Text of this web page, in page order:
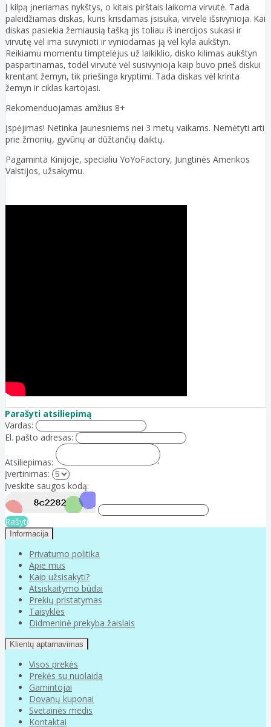
Į kilpą įneriamas nykštys, o kitais pirštais laikoma virvutė. Tada
paleidžiamas diskas, kuris krisdamas įsisuka, virvelė išsivynioja. Kai
diskas pasiekia žemiausią tašką jis toliau iš inercijos sukasi ir
virvutę vėl ima suvynioti ir vyniodamas ją vėl kyla aukštyn.
Reikiamu momentu timptelėjus už laikiklio, disko kilimas aukštyn
paspartinamas, todėl virvutė vėl susivynioja kaip buvo prieš diskui
krentant žemyn, tik priešinga kryptimi. Tada diskas vėl krinta
žemyn ir ciklas kartojasi.
Rekomenduojamas amžius 8+
Įspėjimas! Netinka jaunesniems nei 3 metų vaikams. Nemėtyti arti
prie žmonių, gyvūnų ar dūžtančių daiktų.
Pagaminta Kinijoje, specialiu YoYoFactory, Jungtinės Amerikos
Valstijos, užsakymu.
Parašyti atsiliepimą
Vardas:
El. pašto adresas:
Atsiliepimas:
Įvertinimas:
Įveskite saugos kodą:
Rašyti
Informacija
Privatumo politika
Apie mus
Kaip užsisakyti?
Atsiskaitymo būdai
Prekių pristatymas
Taisyklės
Didmeninė prekyba žaislais
Klientų aptarnavimas
Visos prekės
Prekės su nuolaida
Gamintojai
Dovanų kuponai
Svetainės medis
Kontaktai